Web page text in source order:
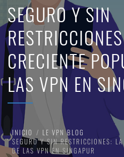
SEGURO Y SIN
CRECIENTE
LAS VPN EN
INICIO
LE VPN BLOG
SEGURO Y SIN RESTRICCIONES:
DE LAS VPN EN SINGAPUR